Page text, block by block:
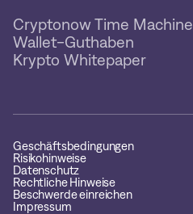
Cryptonow Time Machine
Wallet-Guthaben
Krypto Whitepaper
Geschäftsbedingungen
Risikohinweise
Datenschutz
Rechtliche Hinweise
Beschwerde einreichen
Impressum